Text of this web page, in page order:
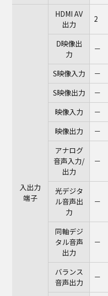
入出力
端子
HDMI AV
出力
2
D映像出
力
－
S映像入力
－
S映像出力
－
映像入力
－
映像出力
－
アナログ
音声入力/
出力
－
光デジタ
ル音声出
力
－
同軸デジ
タル音声
出力
－
バランス
音声出力
－